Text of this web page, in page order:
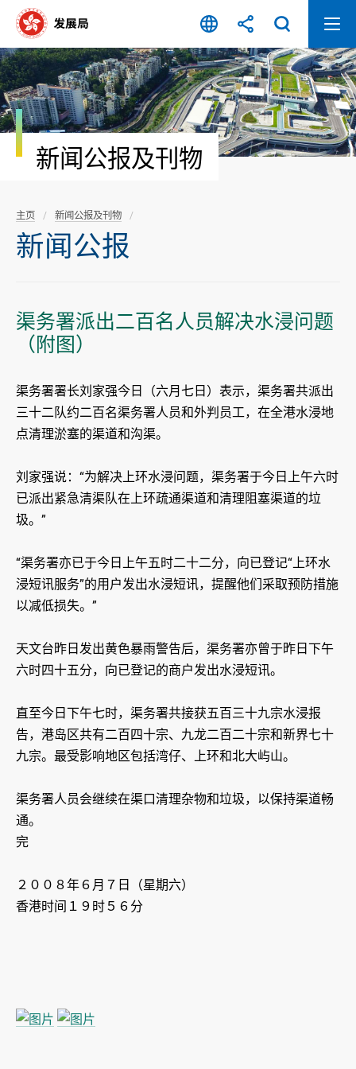
容
开
始
新闻公报及刊物
主页 新闻公报及刊物
新闻公报
渠务署派出二百名人员解决水浸问题
（附图）
渠务署署长刘家强今日（六月七日）表示，渠务署共派出
三十二队约二百名渠务署人员和外判员工，在全港水浸地
点清理淤塞的渠道和沟渠。
刘家强说：“为解决上环水浸问题，渠务署于今日上午六时
已派出紧急清渠队在上环疏通渠道和清理阻塞渠道的垃
圾。”
“渠务署亦已于今日上午五时二十二分，向已登记“上环水
浸短讯服务”的用户发出水浸短讯，提醒他们采取预防措施
以减低损失。”
天文台昨日发出黄色暴雨警告后，渠务署亦曾于昨日下午
六时四十五分，向已登记的商户发出水浸短讯。
直至今日下午七时，渠务署共接获五百三十九宗水浸报
告，港岛区共有二百四十宗、九龙二百二十宗和新界七十
九宗。最受影响地区包括湾仔、上环和北大屿山。
渠务署人员会继续在渠口清理杂物和垃圾，以保持渠道畅
通。
完
２００８年６月７日（星期六）
香港时间１９时５６分